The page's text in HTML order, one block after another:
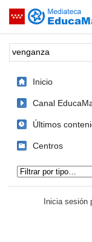
Saltar navegación
Palabra o frase:
Inicio
Canal
Últimos
Centros
Inicia sesión